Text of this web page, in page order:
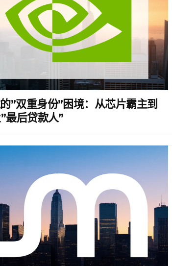
”双重身份”困境：从芯片霸主到
最后贷款人”